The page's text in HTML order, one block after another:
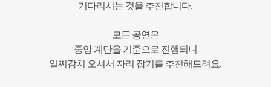
기다리시는 것을 추천합니다.
모든 공연은
중앙 계단을 기준으로 진행되니
일찌감치 오셔서 자리 잡기를 추천해드려요.